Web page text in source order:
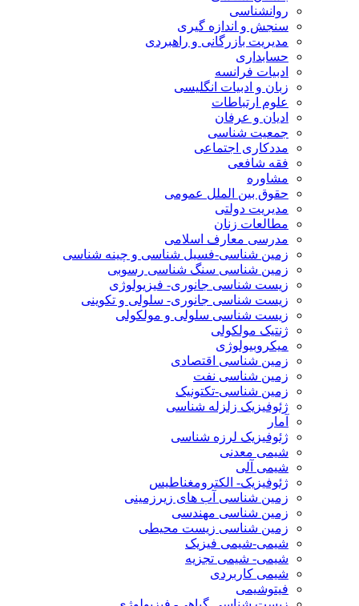
روانشناسی
سنجش و اندازه گیری
مدیریت بازرگانی و راهبردی
حسابداری
ادبیات فرانسه
زبان و ادبیات انگلیسی
علوم ارتباطات
ادیان و عرفان
جمعیت شناسی
مددکاری اجتماعی
فقه شافعی
مشاوره
حقوق بین الملل عمومی
مدیریت دولتی
مطالعات زنان
مدرسی معارف اسلامی
زمین شناسی-فسیل شناسی و چینه شناسی
زمین شناسی سنگ شناسی رسوبی
زیست شناسی جانوری- فیزیولوژی
زیست شناسی جانوری- سلولی و تکوینی
زیست شناسی سلولی و مولکولی
ژنتیک مولکولی
میکروبیولوژی
زمین شناسی اقتصادی
زمین شناسی نفت
زمین شناسی-تکتونیک
ژئوفیزیک زلزله شناسی
آمار
ژئوفیزیک لرزه شناسی
شیمی معدنی
شیمی آلی
ژئوفیزیک- الکترومغناطیس
زمین شناسی آب های زیرزمینی
زمین شناسی مهندسی
زمین شناسی زیست محیطی
شیمی-شیمی فیزیک
شیمی- شیمی تجزیه
شیمی کاربردی
فیتوشیمی